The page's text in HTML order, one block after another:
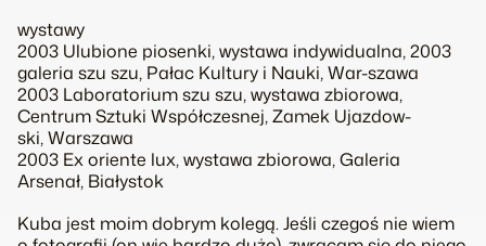
wystawy
2003 Ulubione piosenki, wystawa indywidualna, 2003
galeria szu szu, Pałac Kultury i Nauki, War-szawa
2003 Laboratorium szu szu, wystawa zbiorowa,
Centrum Sztuki Współczesnej, Zamek Ujazdow-
ski, Warszawa
2003 Ex oriente lux, wystawa zbiorowa, Galeria
Arsenał, Białystok
Kuba jest moim dobrym kolegą. Jeśli czegoś nie wiem